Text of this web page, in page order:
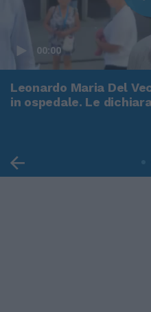
00:00
Leonardo Maria Del
in ospedale. Le